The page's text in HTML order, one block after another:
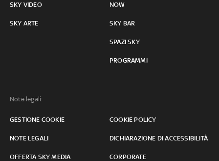
SKY VIDEO
SKY ARTE
NOW
SKY BAR
SPAZI SKY
PROGRAMMI
Note legali:
GESTIONE COOKIE COOKIE POLICY
NOTE LEGALI DICHIARAZIONE DI ACCESSIBILITÀ
OFFERTA SKY MEDIA CORPORATE